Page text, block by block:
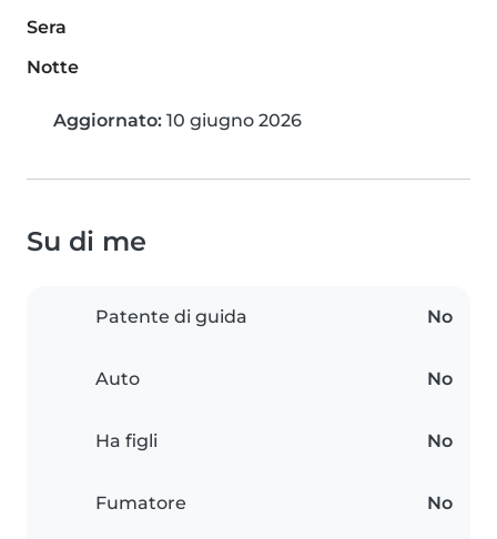
Sera
Notte
Aggiornato: 10 giugno 2026
Su di me
Patente di guida No
Auto No
Ha figli No
Fumatore No